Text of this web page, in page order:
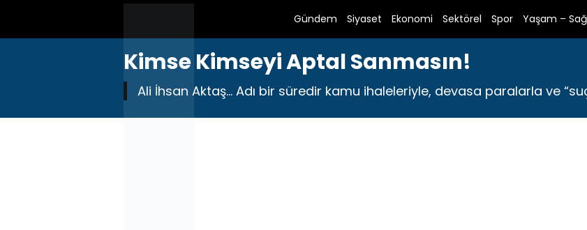
Gündem Siyaset Ekonomi Sektörel Spor Yaşam –
Kimse Kimseyi Aptal Sanmasın!
Ali İhsan Aktaş… Adı bir süredir kamu ihaleleriyle, devasa paralarla ve